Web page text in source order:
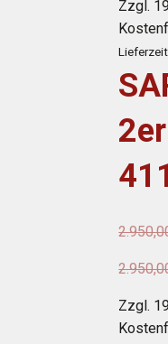
Zzgl.
Zzgl.